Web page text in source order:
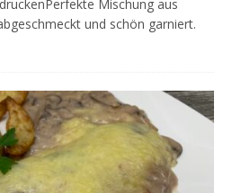
Mischung aus
und schön garniert.